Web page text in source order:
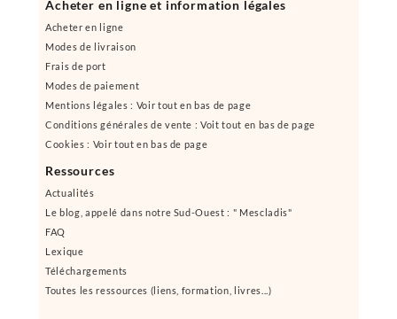
Acheter en ligne et information légales
Acheter en ligne
Modes de livraison
Frais de port
Modes de paiement
Mentions légales : Voir tout en bas de page
Conditions générales de vente : Voit tout en bas de page
Cookies : Voir tout en bas de page
Ressources
Actualités
Le blog, appelé dans notre Sud-Ouest : " Mescladis"
FAQ
Lexique
Téléchargements
Toutes les ressources (liens, formation, livres...)